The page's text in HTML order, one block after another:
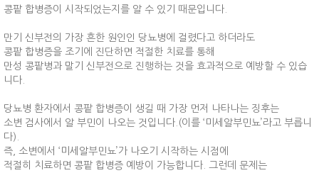
콩팥 합병증이 시작되었는지를 알 수 있기 때문입니다.
만기 신부전의 가장 흔한 원인인 당뇨병에 걸렸다고 하더라도
콩팥 합병증을 조기에 진단하면 적절한 치료를 통해
만성 콩팥병과 말기 신부전으로 진행하는 것을 효과적으로 예방할 수 있습
니다.
당뇨병 환자에서 콩팥 합병증이 생길 때 가장 먼저 나타나는 징후는
소변 검사에서 알 부민이 나오는 것입니다.(이를 ‘미세알부민뇨’라고 부릅니
다).
즉, 소변에서 ‘미세알부민뇨’가 나오기 시작하는 시점에
적절히 치료하면 콩팥 합병증 예방이 가능합니다. 그런데 문제는